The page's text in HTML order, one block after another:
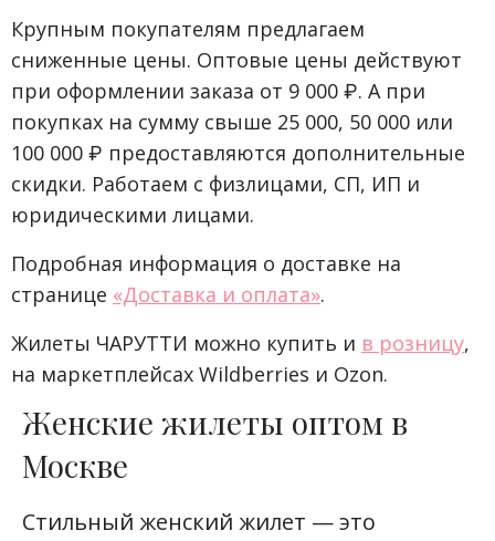
Крупным покупателям предлагаем
сниженные цены. Оптовые цены действуют
при оформлении заказа от 9 000 ₽. А при
покупках на сумму свыше 25 000, 50 000 или
100 000 ₽ предоставляются дополнительные
скидки. Работаем с физлицами, СП, ИП и
юридическими лицами.
Подробная информация о доставке на
странице «Доставка и оплата».
Жилеты ЧАРУТТИ можно купить и в розницу,
на маркетплейсах Wildberries и Ozon.
Женские жилеты оптом в
Москве
Стильный женский жилет — это